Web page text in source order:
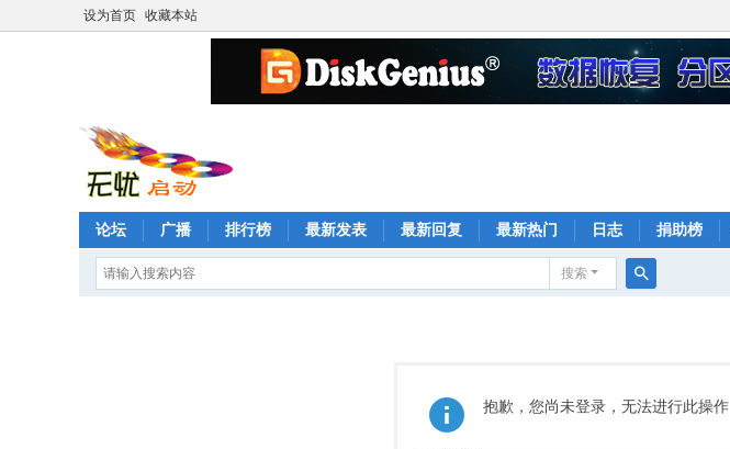
设为首页 收藏本站
论坛 广播 排行榜 最新发表 最新回复 最新热门 日志 捐助榜
搜索
抱歉，您尚未登录，无法进行此操作